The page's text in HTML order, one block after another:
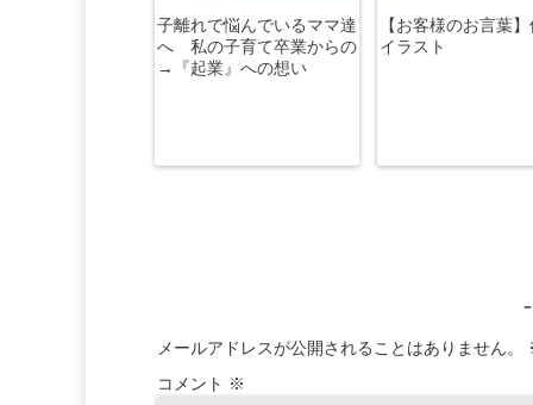
子離れで悩んでいるママ達
へ 私の子育て卒業からの
→『起業』への想い
【お客様のお言葉
イラスト
メールアドレスが公開されることはありません。
コメント ※